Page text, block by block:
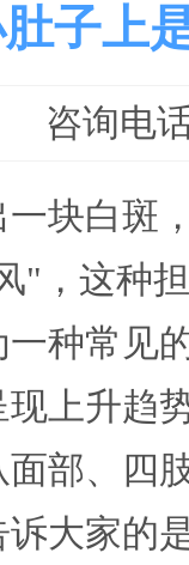
子上
咨询电
块白斑
"，这种
种常见
上升趋
部、四
大家的